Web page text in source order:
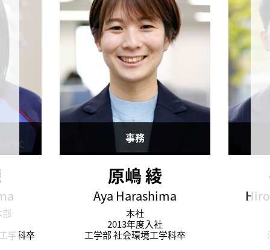
学科卒
事務
原嶋 綾
Aya Harashima
本社
2013年度入社
工学部 社会環境工学科卒